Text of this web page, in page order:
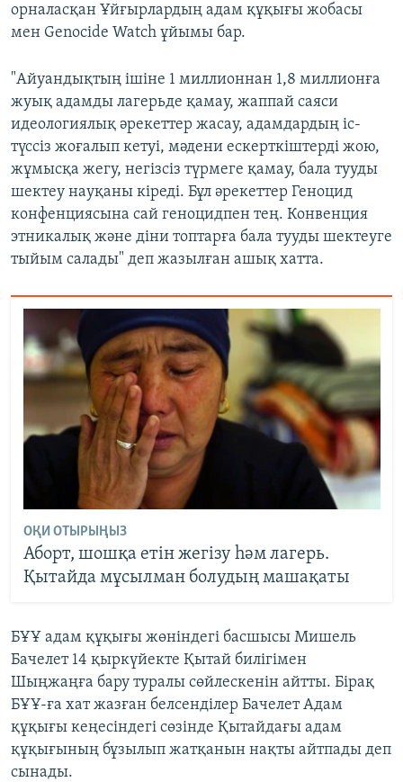
орналасқан Ұйғырлардың адам құқығы жобасы
мен Genocide Watch ұйымы бар.
"Айуандықтың ішіне 1 миллионнан 1,8 миллионға
жуық адамды лагерьде қамау, жаппай саяси
идеологиялық әрекеттер жасау, адамдардың іс-
түссіз жоғалып кетуі, мәдени ескерткіштерді жою,
жұмысқа жегу, негізсіз түрмеге қамау, бала тууды
шектеу науқаны кіреді. Бұл әрекеттер Геноцид
конфенциясына сай геноцидпен тең. Конвенция
этникалық және діни топтарға бала тууды шектеуге
тыйым салады" деп жазылған ашық хатта.
ОҚИ ОТЫРЫҢЫЗ
Аборт, шошқа етін жегізу һәм лагерь.
Қытайда мұсылман болудың машақаты
БҰҰ адам құқығы жөніндегі басшысы Мишель
Бачелет 14 қыркүйекте Қытай билігімен
Шыңжаңға бару туралы сөйлескенін айтты. Бірақ
БҰҰ-ға хат жазған белсенділер Бачелет Адам
құқығы кеңесіндегі сөзінде Қытайдағы адам
құқығының бұзылып жатқанын нақты айтпады деп
сынады.